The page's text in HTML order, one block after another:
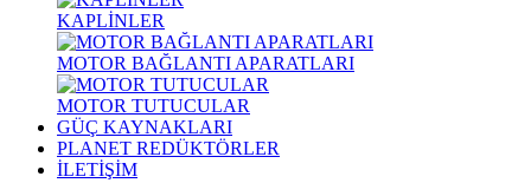
KAPLİNLER
MOTOR BAĞLANTI APARATLARI
MOTOR TUTUCULAR
GÜÇ KAYNAKLARI
PLANET REDÜKTÖRLER
İLETİŞİM